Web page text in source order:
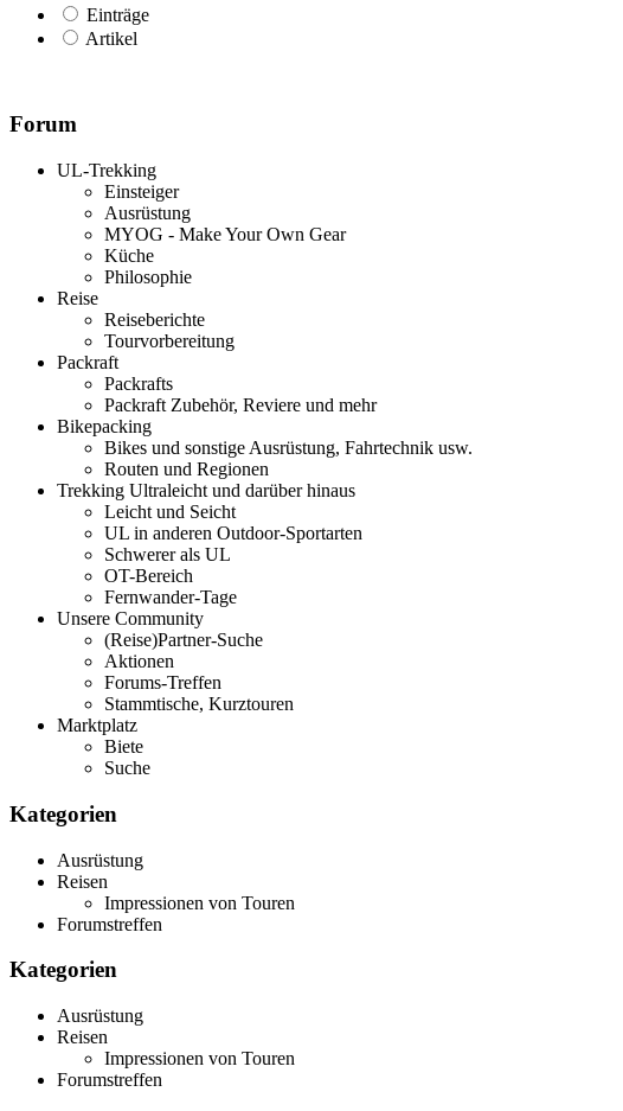
Einträge
Artikel
Forum
UL-Trekking
Einsteiger
Ausrüstung
MYOG - Make Your Own Gear
Küche
Philosophie
Reise
Reiseberichte
Tourvorbereitung
Packraft
Packrafts
Packraft Zubehör, Reviere und mehr
Bikepacking
Bikes und sonstige Ausrüstung, Fahrtechnik usw.
Routen und Regionen
Trekking Ultraleicht und darüber hinaus
Leicht und Seicht
UL in anderen Outdoor-Sportarten
Schwerer als UL
OT-Bereich
Fernwander-Tage
Unsere Community
(Reise)Partner-Suche
Aktionen
Forums-Treffen
Stammtische, Kurztouren
Marktplatz
Biete
Suche
Kategorien
Ausrüstung
Reisen
Impressionen von Touren
Forumstreffen
Kategorien
Ausrüstung
Reisen
Impressionen von Touren
Forumstreffen